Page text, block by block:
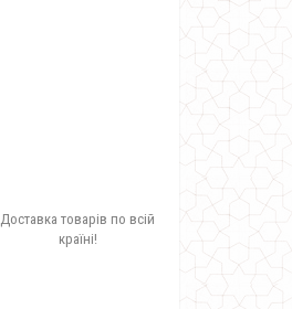
Доставка товарів по всій
країні!